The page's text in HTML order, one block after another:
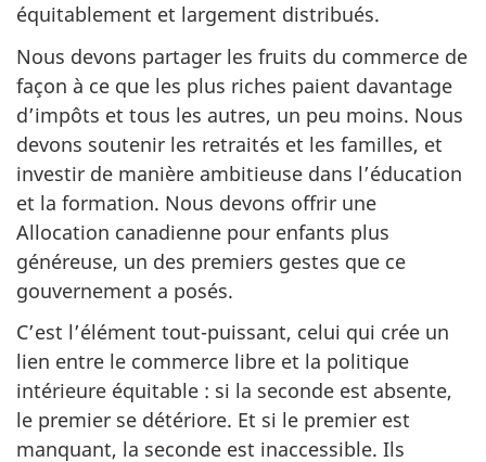
équitablement et largement distribués.
Nous devons partager les fruits du commerce de
façon à ce que les plus riches paient davantage
d’impôts et tous les autres, un peu moins. Nous
devons soutenir les retraités et les familles, et
investir de manière ambitieuse dans l’éducation
et la formation. Nous devons offrir une
Allocation canadienne pour enfants plus
généreuse, un des premiers gestes que ce
gouvernement a posés.
C’est l’élément tout-puissant, celui qui crée un
lien entre le commerce libre et la politique
intérieure équitable : si la seconde est absente,
le premier se détériore. Et si le premier est
manquant, la seconde est inaccessible. Ils